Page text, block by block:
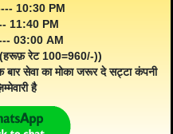
10:30 PM
11:40 PM
03:00 AM
रेट 100=960/-))
सेवा का मोका जरूर दे सट्टा कंपनी
है